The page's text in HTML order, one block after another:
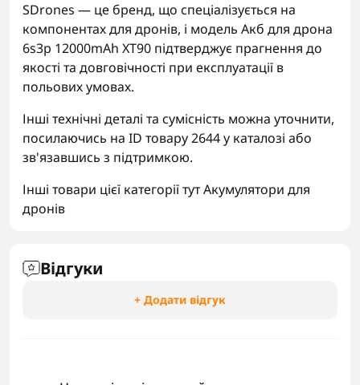
SDrones — це бренд, що спеціалізується на
компонентах для дронів, і модель Акб для дрона
6s3p 12000mAh XT90 підтверджує прагнення до
якості та довговічності при експлуатації в
польових умовах.
Інші технічні деталі та сумісність можна уточнити,
посилаючись на ID товару 2644 у каталозі або
зв'язавшись з підтримкою.
Інші товари цієї категорії тутАкумулятори для
дронів
Відгуки
+ Додати відгук